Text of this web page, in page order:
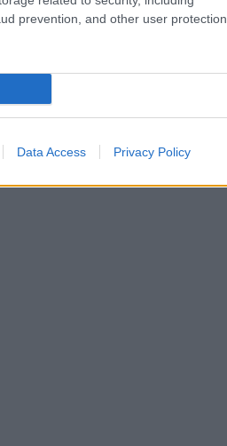
prevention, and other user protection.
Data Access Privacy Policy